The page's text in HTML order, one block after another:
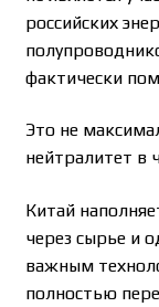
российских
фактически
Это не
нейтралитет в
Китай
через сырье и
важным
полностью